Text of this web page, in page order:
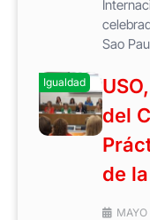
Sao
Igualdad
del
de